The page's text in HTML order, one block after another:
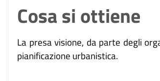
Cosa si ottiene
La presa visione, da parte degli
pianificazione urbanistica.